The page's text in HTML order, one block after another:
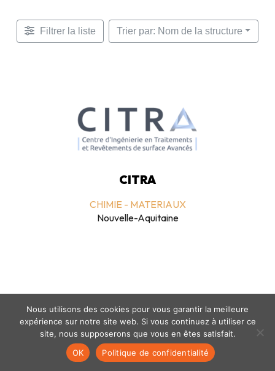
Filtrer la liste Trier par: Nom de la structure
CITRA
CHIMIE - MATERIAUX
Nouvelle-Aquitaine
Mentions légales- politique de confidentialité- © coclico 2026
Nous utilisons des cookies pour vous garantir la meilleure
expérience sur notre site web. Si vous continuez à utiliser ce
site, nous supposerons que vous en êtes satisfait.
OK
Politique de confidentialité